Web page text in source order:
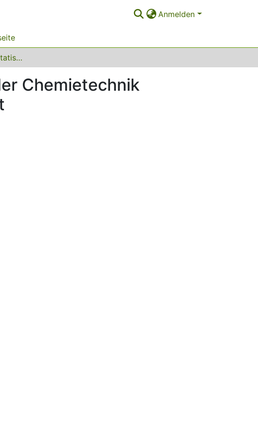
Anmelden
Entwicklung eines Statistik-Szenarios aus der Chemietechnik innerhalb der Lehr- und Lernsoftware e-stat
Chemietechnik